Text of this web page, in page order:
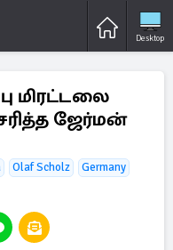
Desktop
மிரட்டலை
ஜேர்மன்
Olaf Scholz
Germany